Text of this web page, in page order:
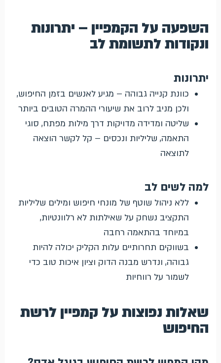
השפעה על הקמפיין – יתרונות
ונקודות לתשומת לב
יתרונות
כוונת קנייה גבוהה – מגיע לאנשים בזמן החיפוש,
ולכן מניב לרוב את שיעורי ההמרה הטובים ביותר
שליטה ומדידה מדויקות דרך מילות מפתח, סוגי
התאמה, שליליות ונכסים – קל לקשר הוצאה
לתוצאה
למה לשים לב
ללא ניהול שוטף של מונחי חיפוש ומילים שליליות
התקציב נשחק על שאילתות לא רלוונטיות,
במיוחד בהתאמה רחבה
בשווקים תחרותיים עלות הקליק יכולה להיות
גבוהה, ונדרש מבנה הדוק וציון איכות טוב כדי
לשמור על רווחיות
שאלות נפוצות על קמפיין לרשת
החיפוש